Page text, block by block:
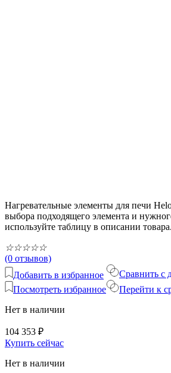
Нагревательные элементы для печи
выбора подходящего элемента и
используйте таблицу в описании товара.
☆☆☆☆☆
(0 отзывов)
Добавить в избранное
Посмотреть избранное
Сравнить с
Перейти к
Нет в наличии
104 353 ₽
Купить сейчас
Нет в наличии